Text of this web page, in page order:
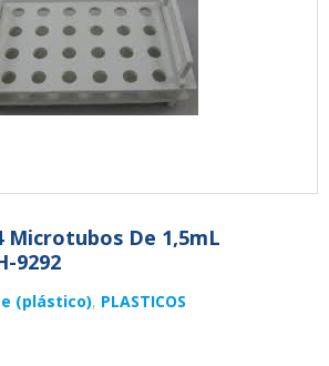
Microtubos De 1,5mL
9292
(plástico), PLASTICOS